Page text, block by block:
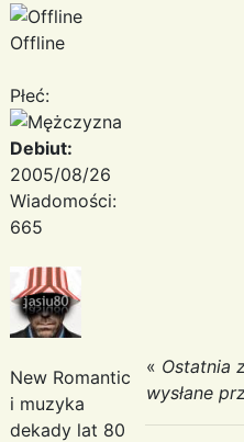
Offline
Płeć:
Debiut:
2005/08/26
Wiadomości:
665
New Romantic
i muzyka
dekady lat 80
« Ostatnia
wysłane